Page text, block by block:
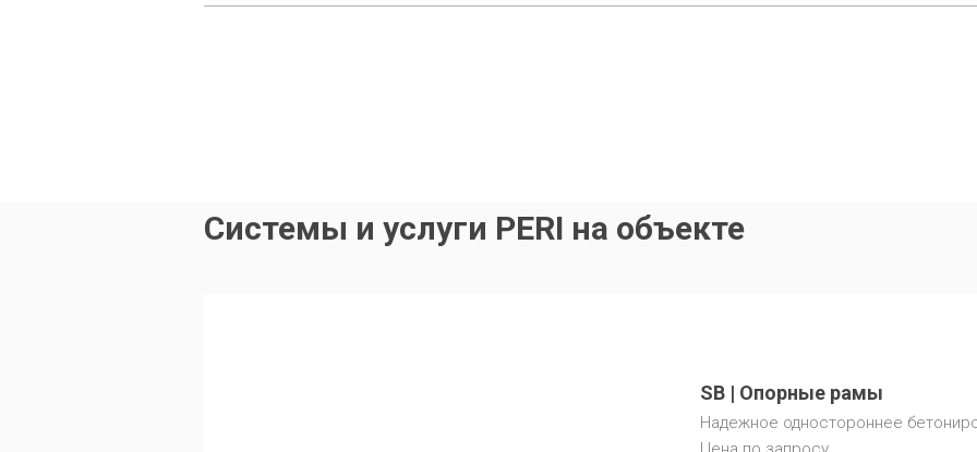
Системы и услуги PERI на объекте
SB | Опорные рамы
Надежное одностороннее